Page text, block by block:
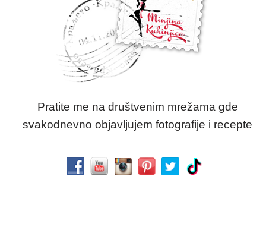
Pratite me na društvenim mrežama gde
svakodnevno objavljujem fotografije i recepte